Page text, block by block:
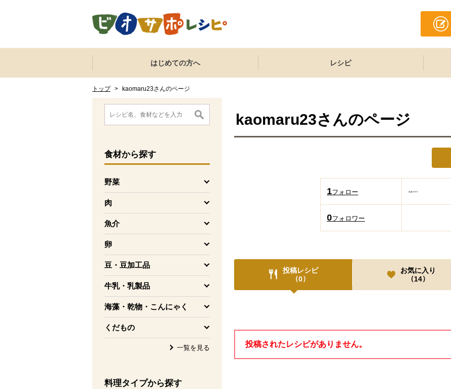
ここからサイト内共通メニューです。
サイト内共通メニューをスキップする
はじめての方へ レシピ
トップ > kaomaru23さんのページ
ここから消費材検索メニューです。
食材から探す
野菜
を開く
肉
を開く
魚介
を開く
卵
を開く
豆・豆加工品
を開く
牛乳・乳製品
を開く
海藻・乾物・こんにゃく
を開く
くだもの
を開く
一覧を見る
料理タイプから探す
消費材検索メニューここまで。
ここから本文です。
kaomaru23さんのページ
1フォロー
0フォロワー
投稿レシピ
（0）
お気に入り
（14）
投稿されたレシピがありません。